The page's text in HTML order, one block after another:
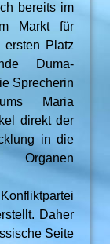
bereits im
Markt für
Platz
Duma-
Sprecherin
Maria
direkt der
in die
Organen
Daher
Seite